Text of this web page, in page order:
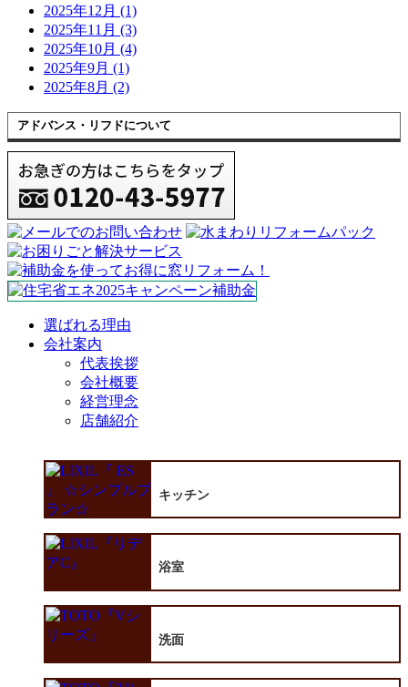
2025年12月 (1)
2025年11月 (3)
2025年10月 (4)
2025年9月 (1)
2025年8月 (2)
アドバンス・リフドについて
選ばれる理由
会社案内
代表挨拶
会社概要
経営理念
店舗紹介
キッチン
浴室
洗面